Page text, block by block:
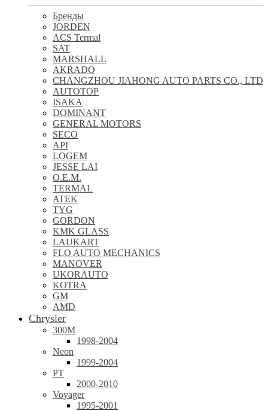
Бренды
JORDEN
ACS Termal
SAT
MARSHALL
AKRADO
CHANGZHOU JIAHONG AUTO PARTS CO., LTD
AUTOTOP
ISAKA
DOMINANT
GENERAL MOTORS
SECO
API
LOGEM
JESSE LAI
O.E.M.
TERMAL
ATEK
TYG
GORDON
KMK GLASS
LAUKART
FLO AUTO MECHANICS
MANOVER
UKORAUTO
KOTRA
GM
AMD
Chrysler
300M
1998-2004
Neon
1999-2004
PT
2000-2010
Voyager
1995-2001